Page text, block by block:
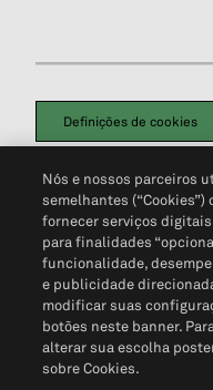
Definições de cookies
Política de PrivacidadePortal
Não Venda Minhas
Nós e nossos parceiros
semelhantes
fornecer serviços
para finalidades
funcionalidade,
e publicidade
modificar suas
botões neste banner.
alterar sua escolha
sobre Cookies.